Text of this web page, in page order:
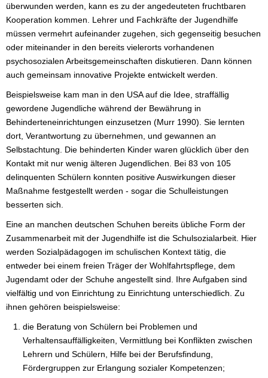
überwunden werden, kann es zu der angedeuteten fruchtbaren
Kooperation kommen. Lehrer und Fachkräfte der Jugendhilfe
müssen vermehrt aufeinander zugehen, sich gegenseitig besuchen
oder miteinander in den bereits vielerorts vorhandenen
psychosozialen Arbeitsgemeinschaften diskutieren. Dann können
auch gemeinsam innovative Projekte entwickelt werden.
Beispielsweise kam man in den USA auf die Idee, straffällig
gewordene Jugendliche während der Bewährung in
Behinderteneinrichtungen einzusetzen (Murr 1990). Sie lernten
dort, Verantwortung zu übernehmen, und gewannen an
Selbstachtung. Die behinderten Kinder waren glücklich über den
Kontakt mit nur wenig älteren Jugendlichen. Bei 83 von 105
delinquenten Schülern konnten positive Auswirkungen dieser
Maßnahme festgestellt werden - sogar die Schulleistungen
besserten sich.
Eine an manchen deutschen Schuhen bereits übliche Form der
Zusammenarbeit mit der Jugendhilfe ist die Schulsozialarbeit. Hier
werden Sozialpädagogen im schulischen Kontext tätig, die
entweder bei einem freien Träger der Wohlfahrtspflege, dem
Jugendamt oder der Schuhe angestellt sind. Ihre Aufgaben sind
vielfältig und von Einrichtung zu Einrichtung unterschiedlich. Zu
ihnen gehören beispielsweise:
die Beratung von Schülern bei Problemen und
Verhaltensauffälligkeiten, Vermittlung bei Konflikten zwischen
Lehrern und Schülern, Hilfe bei der Berufsfindung,
Fördergruppen zur Erlangung sozialer Kompetenzen;